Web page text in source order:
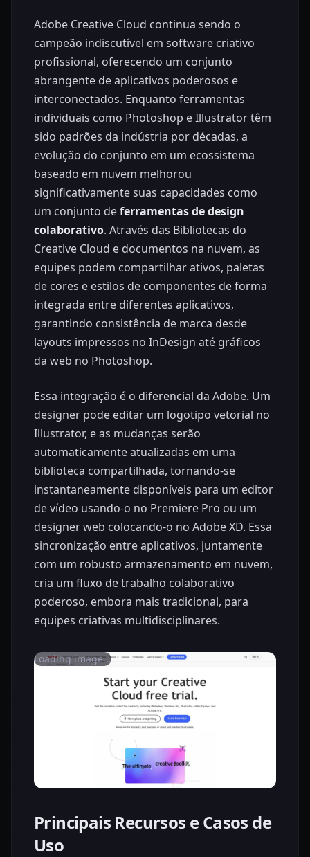
Adobe Creative Cloud continua sendo o
campeão indiscutível em software criativo
profissional, oferecendo um conjunto
abrangente de aplicativos poderosos e
interconectados. Enquanto ferramentas
individuais como Photoshop e Illustrator têm
sido padrões da indústria por décadas, a
evolução do conjunto em um ecossistema
baseado em nuvem melhorou
significativamente suas capacidades como
um conjunto deferramentas de design
colaborativo. Através das Bibliotecas do
Creative Cloud e documentos na nuvem, as
equipes podem compartilhar ativos, paletas
de cores e estilos de componentes de forma
integrada entre diferentes aplicativos,
garantindo consistência de marca desde
layouts impressos no InDesign até gráficos
da web no Photoshop.
Essa integração é o diferencial da Adobe. Um
designer pode editar um logotipo vetorial no
Illustrator, e as mudanças serão
automaticamente atualizadas em uma
biblioteca compartilhada, tornando-se
instantaneamente disponíveis para um editor
de vídeo usando-o no Premiere Pro ou um
designer web colocando-o no Adobe XD. Essa
sincronização entre aplicativos, juntamente
com um robusto armazenamento em nuvem,
cria um fluxo de trabalho colaborativo
poderoso, embora mais tradicional, para
equipes criativas multidisciplinares.
Loading image...
Principais Recursos e Casos de
Uso